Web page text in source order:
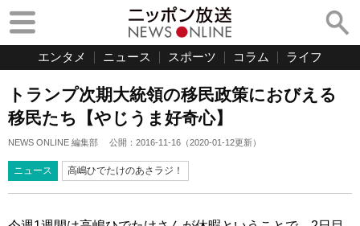
エンタメ ニュース スポーツ コラム ライフ
トランプ次期大統領の移民政策におびえる
移民たち【やじうま好奇心】
NEWS ONLINE 編集部 公開： 2016-11-16 （2020-01-12更新）
ニュース 高嶋ひでたけのあさラジ！